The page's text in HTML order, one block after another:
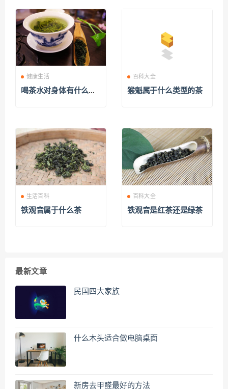
健康生活
喝茶水对身体有什么好
百科大全
猴魁属于什么类型的茶
生活百科
铁观音属于什么茶
百科大全
铁观音是红茶还是绿茶
最新文章
民国四大家族
什么木头适合做电脑桌面
新房去甲醛最好的方法